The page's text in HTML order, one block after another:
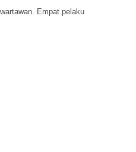
Empat pelaku